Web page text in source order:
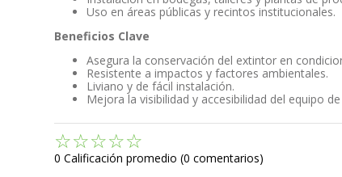
Uso en áreas públicas y recintos institucionales.
Beneficios Clave
Asegura la conservación del extintor en
Resistente a impactos y factores ambientales.
Liviano y de fácil instalación.
Mejora la visibilidad y accesibilidad del equipo
☆☆☆☆☆
0 Calificación promedio (0 comentarios)